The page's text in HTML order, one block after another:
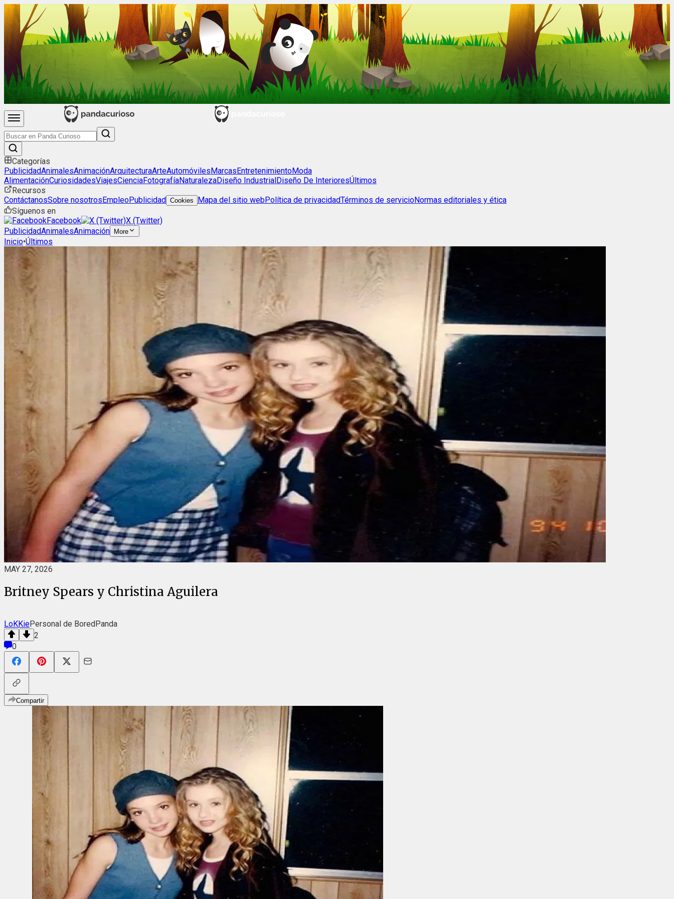
Categorías
PublicidadAnimalesAnimaciónArquitecturaArteAutomóvilesMarcasEntretenimientoModa
AlimentaciónCuriosidadesViajesCienciaFotografíaNaturalezaDiseño IndustrialDiseño De InterioresÚltimos
Recursos
ContáctanosSobre nosotrosEmpleoPublicidad Cookies Mapa del sitio webPolítica de privacidadTérminos de servicioNormas editoriales y ética
Síguenos en
Facebook
X (Twitter)
PublicidadAnimalesAnimación More
Inicio•Últimos
MAY 27, 2026
Britney Spears y Christina Aguilera
LoKKiePersonal de BoredPanda
2
0
Compartir